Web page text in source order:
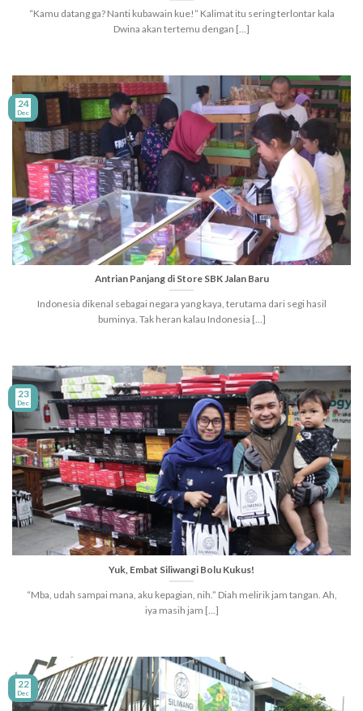
“Kamu datang ga? Nanti kubawain kue!” Kalimat itu sering terlontar kala
Dwina akan tertemu dengan [...]
Antrian Panjang di Store SBK Jalan Baru
Indonesia dikenal sebagai negara yang kaya, terutama dari segi hasil
buminya. Tak heran kalau Indonesia [...]
24
Dec
Yuk, Embat Siliwangi Bolu Kukus!
“Mba, udah sampai mana, aku kepagian, nih.” Diah melirik jam tangan. Ah,
iya masih jam [...]
23
Dec
22
Dec